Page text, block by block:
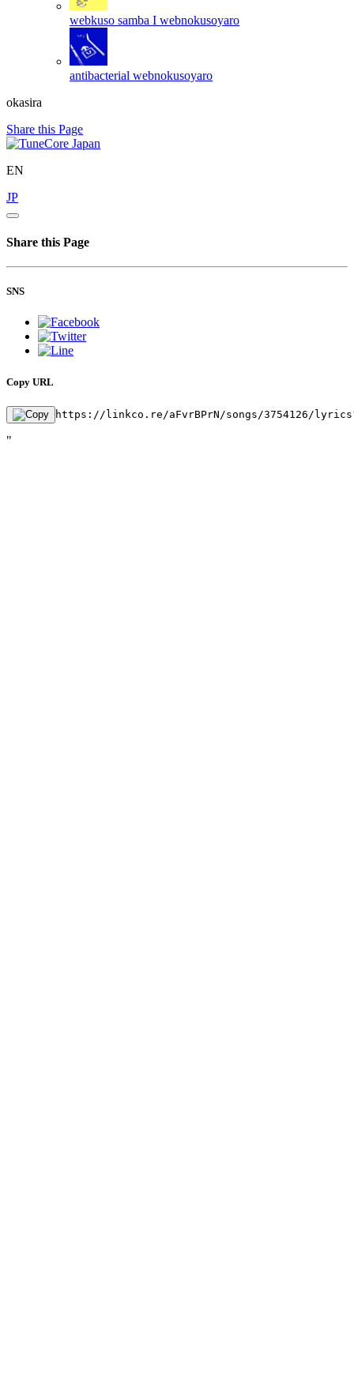
webkuso samba I webnokusoyaro
antibacterial webnokusoyaro
okasira
Share this Page
EN
JP
Share this Page
SNS
Copy URL
https://linkco.re/aFvrBPrN/songs/3754126/
"